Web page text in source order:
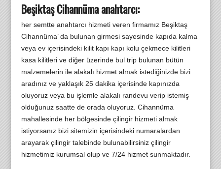
Beşiktaş Cihannüma anahtarcı:
her semtte anahtarcı hizmeti veren firmamız Beşiktaş
Cihannüma’ da bulunan girmesi sayesinde kapıda kalma
veya ev içerisindeki kilit kapı kapı kolu çekmece kilitleri
kasa kilitleri ve diğer üzerinde bul trip bulunan bütün
malzemelerin ile alakalı hizmet almak istediğinizde bizi
aradınız ve yaklaşık 25 dakika içerisinde kapınızda
oluyoruz veya bu işlemle alakalı randevu verip istemiş
olduğunuz saatte de orada oluyoruz. Cihannüma
mahallesinde her bölgesinde çilingir hizmeti almak
istiyorsanız bizi sitemizin içerisindeki numaralardan
arayarak çilingir talebinde bulunabilirsiniz çilingir
hizmetimiz kurumsal olup ve 7/24 hizmet sunmaktadır.